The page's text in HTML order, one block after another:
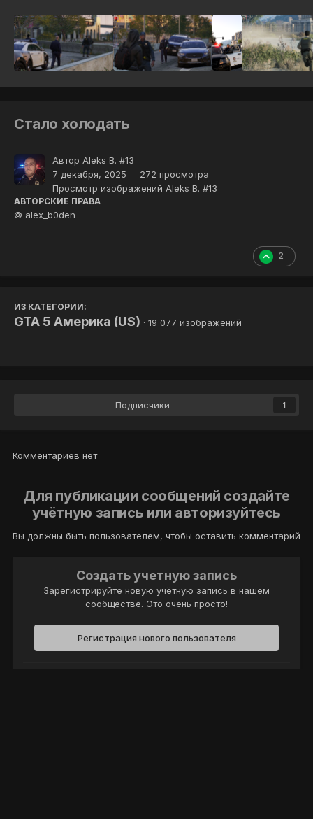
Стало холодать
Автор Aleks B. #13
7 декабря, 2025
272 просмотра
Просмотр изображений Aleks B. #13
АВТОРСКИЕ ПРАВА
© alex_b0den
2
ИЗ КАТЕГОРИИ:
GTA 5 Америка (US) · 19 077 изображений
Подписчики 1
Комментариев нет
Для публикации сообщений создайте
учётную запись или авторизуйтесь
Вы должны быть пользователем, чтобы оставить комментарий
Создать учетную запись
Зарегистрируйте новую учётную запись в нашем
сообществе. Это очень просто!
Регистрация нового пользователя